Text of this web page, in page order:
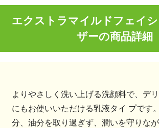
エクストラマイルドフェイ
ザーの商品詳細
よりやさしく洗い上げる洗顔料で、デ
にもお使いいただける乳液タイ プです
分、油分を取り過ぎず、潤いを守りな